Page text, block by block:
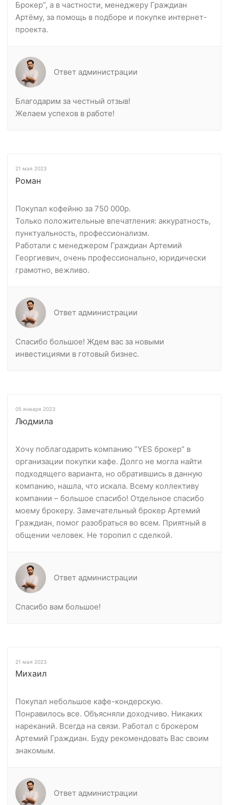
Брокер”, а в частности, менеджеру Граждиан
Артёму, за помощь в подборе и покупке интернет-
проекта.
Ответ администрации
Благодарим за честный отзыв!
Желаем успехов в работе!
21 мая 2023
Роман
Покупал кофейню за 750 000р.
Только положительные впечатления: аккуратность,
пунктуальность, профессионализм.
Работали с менеджером Граждиан Артемий
Георгиевич, очень профессионально, юридически
грамотно, вежливо.
Ответ администрации
Спасибо большое! Ждем вас за новыми
инвестициями в готовый бизнес.
05 января 2023
Людмила
Хочу поблагодарить компанию “YES брокер” в
организации покупки кафе. Долго не могла найти
подходящего варианта, но обратившись в данную
компанию, нашла, что искала. Всему коллективу
компании – большое спасибо! Отдельное спасибо
моему брокеру. Замечательный брокер Артемий
Граждиан, помог разобраться во всем. Приятный в
общении человек. Не торопил с сделкой.
Ответ администрации
Спасибо вам большое!
21 мая 2023
Михаил
Покупал небольшое кафе-кондерскую.
Понравилось все. Объясняли доходчиво. Никаких
нареканий. Всегда на связи. Работал с брокером
Артемий Граждиан. Буду рекомендовать Вас своим
знакомым.
Ответ администрации